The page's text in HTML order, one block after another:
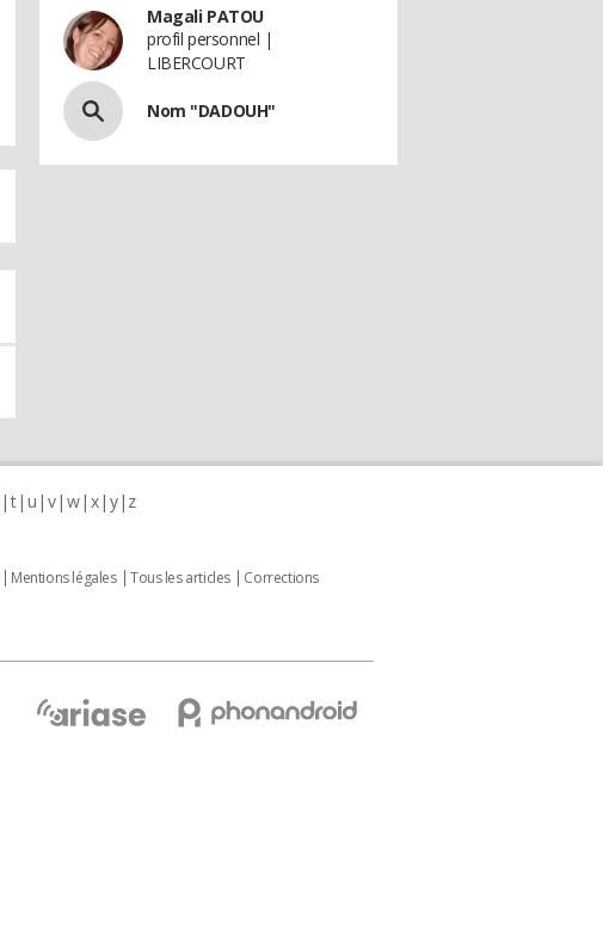
Magali PATOU
profil personnel |
LIBERCOURT
Nom "DADOUH"
t u v w x y z
Mentions légales Tous les articles
Corrections